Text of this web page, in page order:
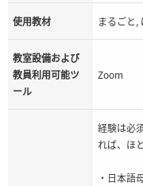
使用教材 まるごと,
教室設備および
教員利用可能ツ
ール
Zoom
経験は必
れば、ほ
・日本語